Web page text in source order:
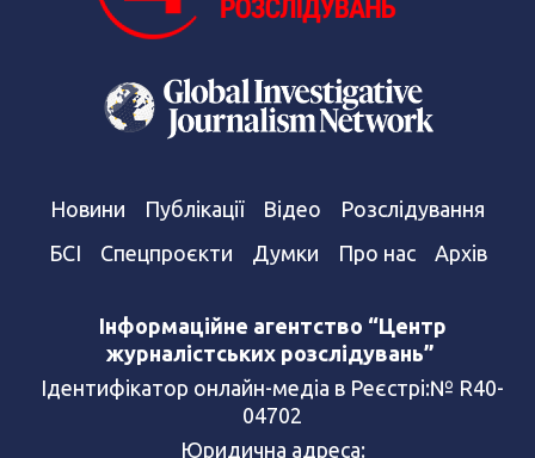
Новини Публікації Відео
Розслідування
БСІ
Спецпроєкти Думки Про нас Архів
Інформаційне агентство “Центр
журналістських розслідувань”
Ідентифікатор онлайн-медіа в Реєстрі:№ R40-
04702
Юридична адреса: